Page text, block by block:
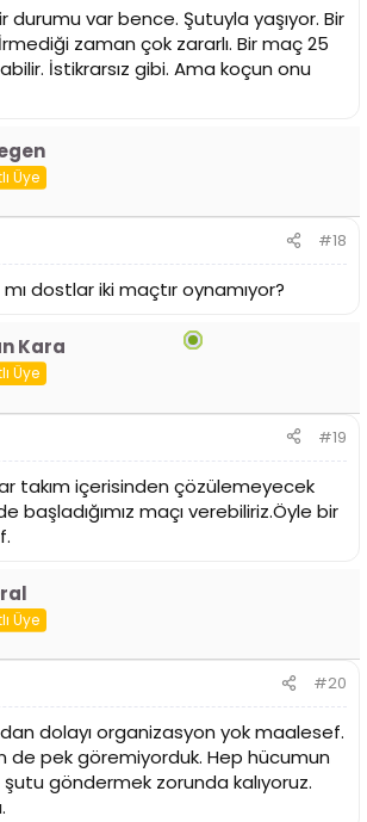
durumu var bence. Şutuyla yaşıyor. Bir
zaman çok zararlı. Bir maç 25
İstikrarsız gibi. Ama koçun onu
Üye
#18
dostlar iki maçtır oynamıyor?
Kara
Üye
#19
takım içerisinden çözülemeyecek
başladığımız maçı verebiliriz.Öyle bir
Üye
#20
dolayı organizasyon yok maalesef.
de pek göremiyorduk. Hep hücumun
göndermek zorunda kalıyoruz.